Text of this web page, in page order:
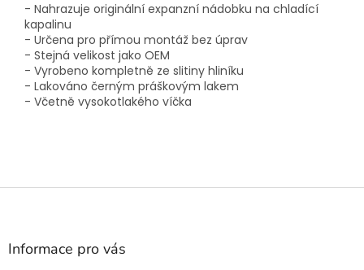
- Nahrazuje originální expanzní nádobku na chladící
kapalinu
- Určena pro přímou montáž bez úprav
- Stejná velikost jako OEM
- Vyrobeno kompletně ze slitiny hliníku
- Lakováno černým práškovým lakem
- Včetně vysokotlakého víčka
Z
Informace pro vás